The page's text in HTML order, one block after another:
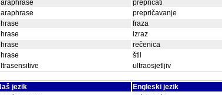
prepričati
prepričavanje
fraza
izraz
rečenica
štil
ultraosjetljiv
jezik
Engleski jezik